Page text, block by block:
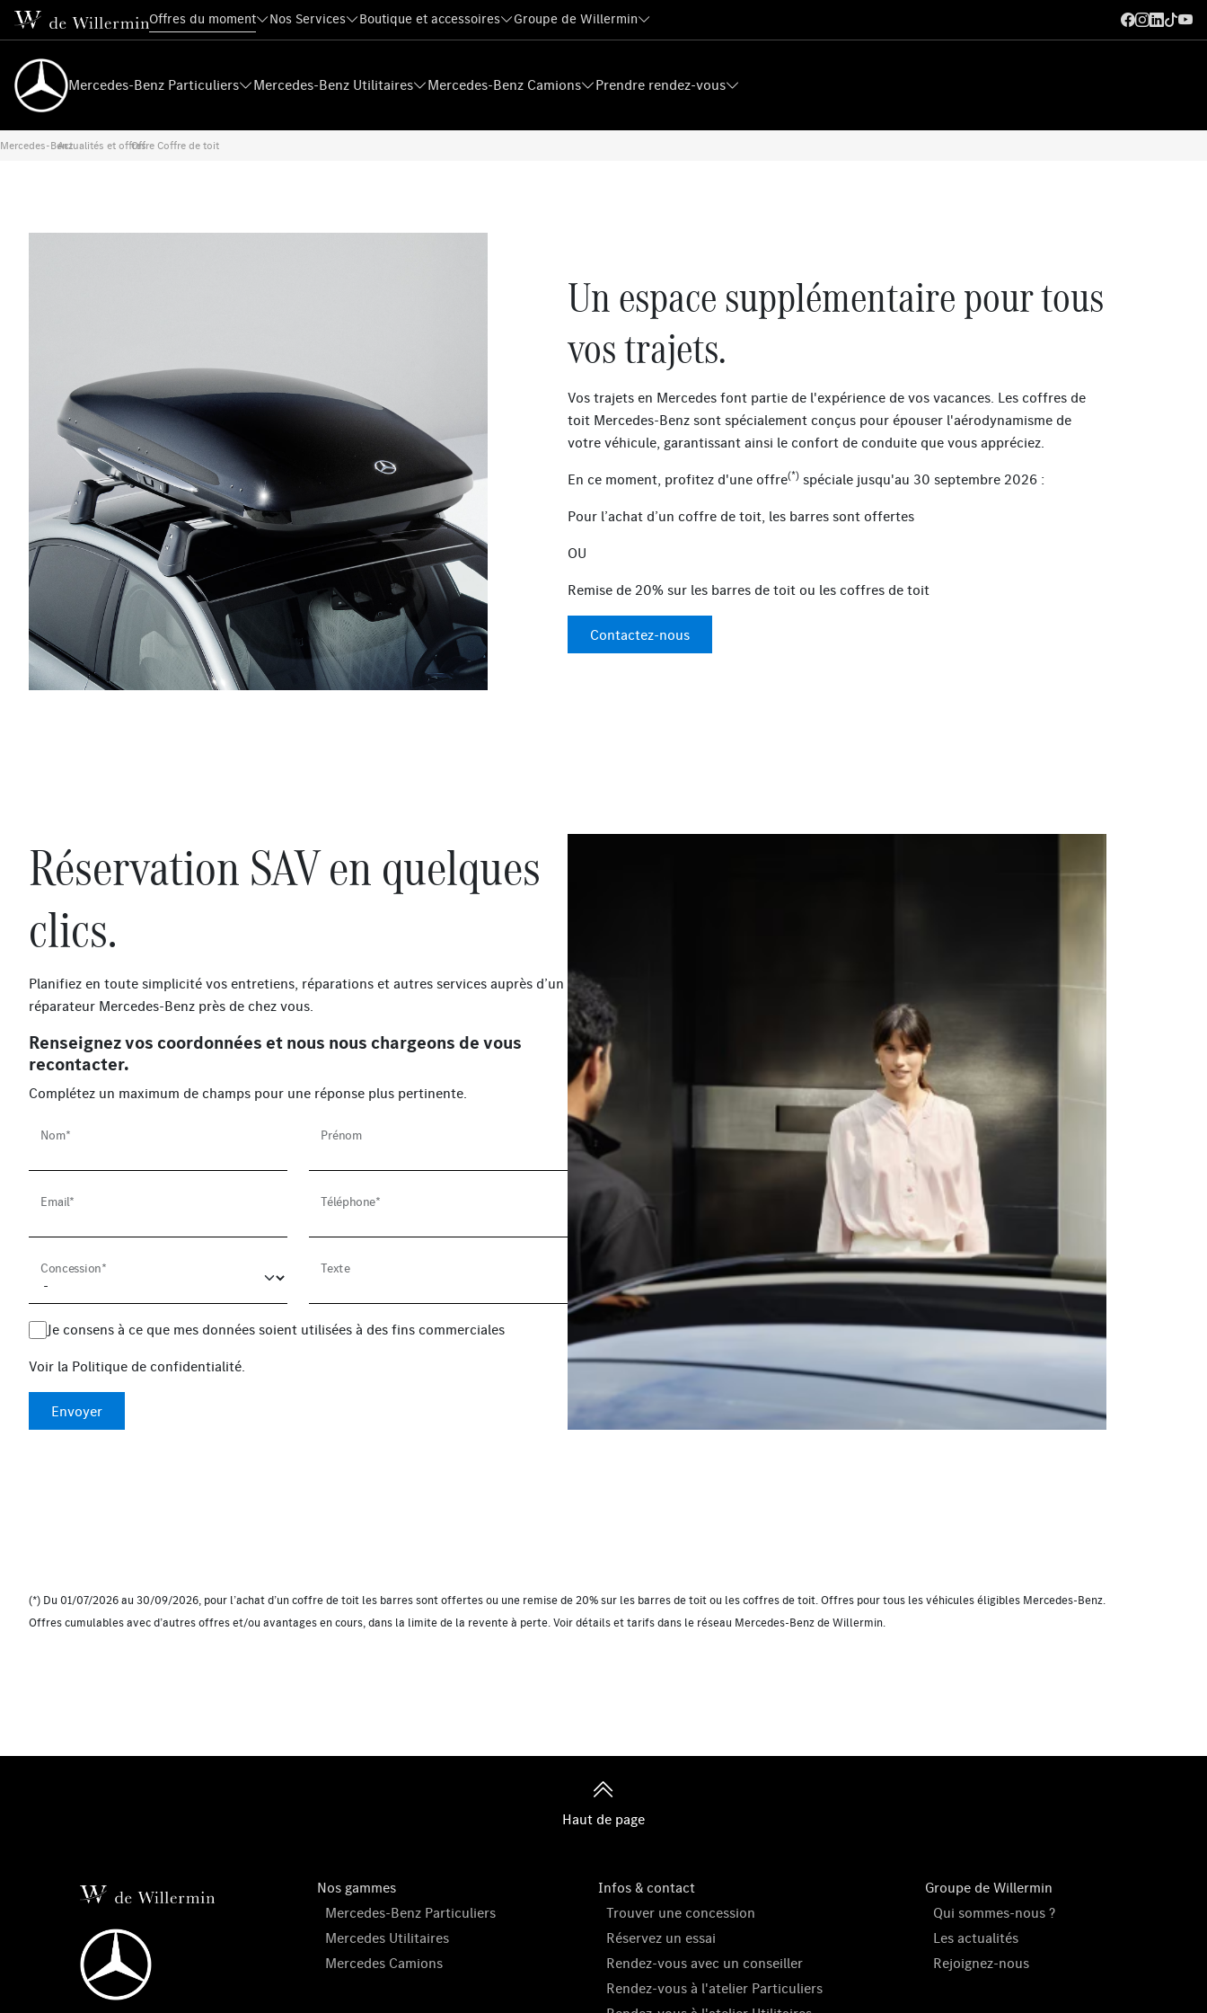
Offres du moment Nos Services Boutique et accessoires Groupe de Willermin
Mercedes-Benz Particuliers Mercedes-Benz Utilitaires Mercedes-Benz Camions Prendre rendez-vous
Mercedes-Benz
›
Actualités et offres
›
Offre Coffre de toit
Un espace supplémentaire pour tous
vos trajets.
Vos trajets en Mercedes font partie de l'expérience de vos vacances. Les coffres de
toit Mercedes-Benz sont spécialement conçus pour épouser l'aérodynamisme de
votre véhicule, garantissant ainsi le confort de conduite que vous appréciez.
En ce moment, profitez d'une offre(*) spéciale jusqu'au 30 septembre 2026 :
Pour l’achat d’un coffre de toit, les barres sont offertes
OU
Remise de 20% sur les barres de toit ou les coffres de toit
Contactez-nous
Réservation SAV en quelques
clics.
Planifiez en toute simplicité vos entretiens, réparations et autres services auprès d’un
réparateur Mercedes-Benz près de chez vous.
Renseignez vos coordonnées et nous nous chargeons de vous
recontacter.
Complétez un maximum de champs pour une réponse plus pertinente.
Nom* Prénom
Email* Téléphone*
Concession* Texte
Je consens à ce que mes données soient utilisées à des fins commerciales
Voir la Politique de confidentialité.
Envoyer
(*) Du 01/07/2026 au 30/09/2026, pour l’achat d’un coffre de toit les barres sont offertes ou une remise de 20% sur les barres de toit ou les coffres de toit. Offres pour tous les véhicules éligibles Mercedes-Benz.
Offres cumulables avec d’autres offres et/ou avantages en cours, dans la limite de la revente à perte. Voir détails et tarifs dans le réseau Mercedes-Benz de Willermin.
Haut de page
Nos gammes
Mercedes-Benz Particuliers
Mercedes Utilitaires
Mercedes Camions
Infos & contact
Trouver une concession
Réservez un essai
Rendez-vous avec un conseiller
Rendez-vous à l'atelier Particuliers
Groupe de Willermin
Qui sommes-nous ?
Les actualités
Rejoignez-nous